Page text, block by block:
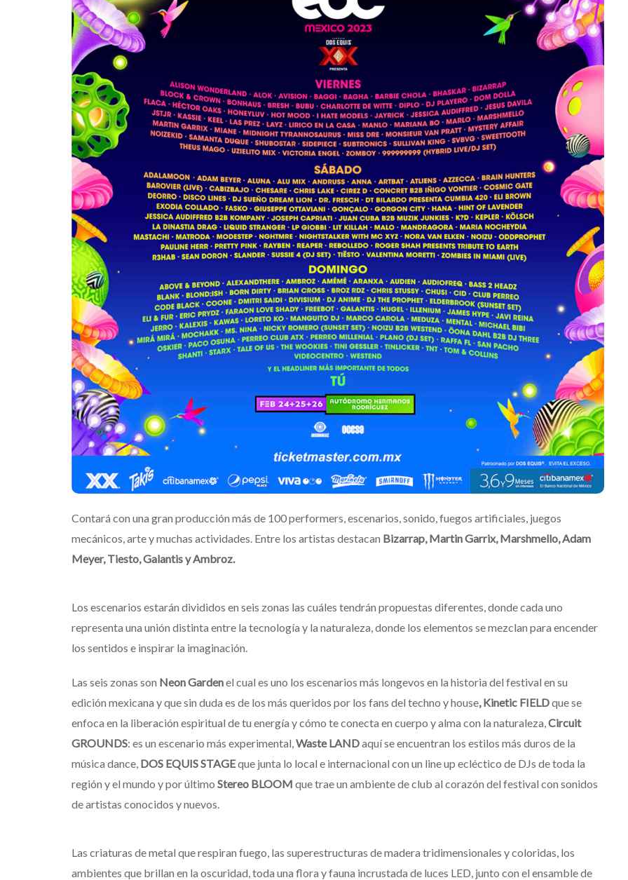
Contará con una gran producción más de 100 performers, escenarios, sonido, fuegos artificiales, juegos
mecánicos, arte y muchas actividades. Entre los artistas destacan Bizarrap, Martin Garrix, Marshmello, Adam
Meyer, Tiesto, Galantis y Ambroz.
Los escenarios estarán divididos en seis zonas las cuáles tendrán propuestas diferentes, donde cada uno
representa una unión distinta entre la tecnología y la naturaleza, donde los elementos se mezclan para encender
los sentidos e inspirar la imaginación.
Las seis zonas son Neon Gardenel cual es uno los escenarios más longevos en la historia del festival en su
edición mexicana y que sin duda es de los más queridos por los fans del techno y house, Kinetic FIELDque se
enfoca en la liberación espiritual de tu energía y cómo te conecta en cuerpo y alma con la naturaleza, Circuit
GROUNDS: es un escenario más experimental, Waste LANDaquí se encuentran los estilos más duros de la
música dance, DOS EQUIS STAGEque junta lo local e internacional con un line up ecléctico de DJs de toda la
región y el mundo y por último Stereo BLOOM que trae un ambiente de club al corazón del festival con sonidos
de artistas conocidos y nuevos.
Las criaturas de metal que respiran fuego, las superestructuras de madera tridimensionales y coloridas, los
ambientes que brillan en la oscuridad, toda una flora y fauna incrustada de luces LED, junto con el ensamble de
Suki Waterhouse estrena
su nuevo álbum
“Loveland”
Edwin Jimenez Julio 13, 2026
Levi’s® presenta a Belinda
como su nueva
embajadora para
Latinoamérica
Edwin Jimenez Julio 13, 2026